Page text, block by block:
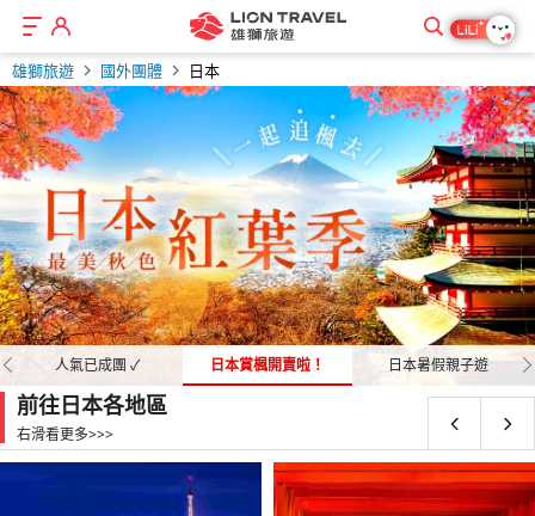
雄獅旅遊 國外團體 日本
日本賞楓開賣啦！ 日本暑假親子遊 優惠團一把抓
前往日本各地區
右滑看更多>>>
秋
冬
星
玩
法
｜
即
起
~2026/08/16
前
下
單
並
訂，
即
享
星
星
法
｜
北
海
道
旅
~
洞
爺
09/03 09/07 09/12
TWD
33,900
起
星
玩
｜
九
州
11/03 11/11 12/10
TWD
24,888
起
暑
假
出
遊
不
漲
價，
動
回
饋
享
優
惠。
八
月
計
畫
暑
促
銷|
九
州
絕
景
千
穗
峽.
08/15 08/21 08/29
TWD
32,900
起
暑
假
銷
東
京
熱銷 08/23
TWD
37,900
起
旅
遊
爆
省
祭，
出
遊
經
濟
~
台
幣
升
出
遊
更
划
爆
關
西
三
都
京
阪
｜
奈
良
限量 09/02 09/04 09/05
TWD
25,888
起
華
航
山
促
銷
限量 10/05 10/19
TWD
29,900
起
每
月
一
物
精
選
行
雄
獅
讓
你
省
很
手
刀
報
名
每
一
物
北
海
道
旅
｜
保
證
08/29 08/30 08/31
TWD
35,900
起
每
月
物
九
州|
09/02 09/05 09/20
TWD
36,900
起
優
惠
商
品
全
面
出
再
不
出
國，
就
太
不
起
自
己
秒
北
海
道
｜
富
田
場.
四
季
獨家 08/31 09/02 09/05
TWD
29,900
起
閃
GO
九
州
｜
限量 09/07 09/28
TWD
29,888
起
親
子
出
遊
超
優
惠，
論
上
山
下
海、
樂
狂
歡，
絕
對
兒
最
高
折
一
萬
｜
海
道
旅
08/22
TWD
53,900
起
兒
童
高
折
一
08/18 08/24 08/29
TWD
36,900
起
💖
提
起
稚
嫩
的
小
共
譜
一
段
盛
夏
親
子
歡
樂
兒
半
價
北
海
道
｜
壽
都
渡
08/14
TWD
43,900
起
2027
迎
羊
年，
規
劃
你
寒
假
連
假，
即
日
~2026/11/12
前
下
單，
北
旅
遊
～
2027
年
白
鄉
合
掌
早鳥 01/09 01/15 01/22
TWD
55,900
起
寒
假
2,000
｜
冬
01/19 01/20 01/21
TWD
67,900
起
2027
春
節
連
休，
預
先
劃
你
的
春
節
假
即
日
起
~2026/11/12
過
折
3,000
｜
冬
季
保
星
野
渡
限量 02/04 02/06
TWD
109,900
起
過
年
3,000
高
松
熱銷 02/06
TWD
78,900
起
玩
樂
3‧
6‧
9
旅
遊
主
張，
提
早
規
劃
遊
地，
給
您
玩
369
北
海
道
旅
遊
阿
寒
湖
08/18 08/19 08/30
TWD
45,900
起
玩
樂
九
州|
南
09/07 09/19 09/30
TWD
43,900
起
一
起
揪
吧
關
西
｜
神
戶
岡
山
國
｜
姬
獨家 08/21 08/28 09/11
TWD
45,900
起
一
起
揪
吧
北
道
｜
函
10/30 11/06 11/11
TWD
45,900
起
一
起
揪 TWD
元
氣
東
京.
長
榮
星
旅.
極
致
閃
雙
星
野
09/29 10/05 11/14
TWD
107,900
起
花
現
松
山
四
國
山
陰
山
陽|
嚴
神
社
~
限量 09/10
TWD
48,900
起
夏
日
薰
衣
草，
花
現
海
道、
河
口
湖，
絢
浪
漫，
夏
日
省
大
北
海
道
｜
紫
薰
衣
草.
08/19 08/24 08/27
TWD
34,900
起
秒
殺
海
道
｜
獨家 08/31 09/02 09/05
TWD
29,900
起
「紅
葉
前
線」
從
北
海
開
始，
隨
著
氣
溫
路
下
降，
逐
省
大
北
海
道
旅
遊
緩
慢
瑞
獨家 09/27 10/01
TWD
37,900
起
九
州
楓
名
所
11/24 11/28 12/02
TWD
36,900
起
想
在
台
灣
賞
雪、
玩
幾
乎
是
不
可
能
任
務！
冬
天
經
北
海
道
旅
遊
｜
季
粉
雪.
12/01 12/02 12/03
TWD
47,900
起
冬
遊
京
│
萬
獨家 01/04 01/06 01/07
TWD
42,900
起
３
~
４
天
小
旅
行，
繁
忙
的
生
活
中，
下
忙
碌
的
快
北
海
道
旅
遊
｜
洋
公
園.
08/27 08/29 09/10
TWD
30,900
起
快
閃
京
漫
遊-
獨家 10/20
TWD
27,900
起
限
定
PLUS+
旅
日
玩
樂
升
級！
全
程
無
自
餐、
免
小
費，
限
PLUS
北
海
道
旅
遊
全
程
無
08/17 09/07 09/14
TWD
41,888
起
限
定
東
京
｜
限量 09/01 09/03 09/08
TWD
41,888
起
玩
樂
日
本
經
典
人
景
點
與
遊
程，
品
安
心‧
加
值
經
北
海
道
旅
遊
｜
季
粉
雪.
12/01 12/02 12/03
TWD
47,900
起
經
典
州
旅
遊|
08/26 09/05 09/08
TWD
40,900
起
特
選
北
海
道
旅
遊
｜
洞
爺
湖.
館
夜
景.
08/21 10/23
TWD
49,900
起
三
零
深
度
九
旅
遊|
南
09/05 09/27 10/02
TWD
59,900
起
小
資
東
09/03
TWD
玩
日
本
好
「食」
在！
米
林
評
鑑
餐
廳、
人
排
隊
名
店、
好
在
北
海
道
旅
遊
北
海
道
08/13 08/17 08/20
TWD
48,900
起
好
食
九
州
旅
08/18 08/29 09/22
TWD
39,900
起
全
新
遊
雙
城
～
名
古
屋
靜
岡
大
井
川
限量 09/01 09/08 10/04
TWD
40,900
起
兒
童
最
高
折
萬
｜
親
獨家 08/26 09/06 10/27
TWD
43,900
起
名
古
屋 TWD
雙
宿
北
海
道
｜
溫
泉
鄉
＋
都
漫
旅.
洞
08/21 08/30 08/31
TWD
38,900
起
雙
宿
九
州|
自
動
物
園.
08/25 08/29 09/05
TWD
35,900
起
雙
宿
東
08/29
TWD
最
經
濟
的
組
合，
結
團
體
的
便
利
及
由
行
的
自
漫
北
海
道
半
自
由
｜
二
日
09/09 09/12 09/30
TWD
36,900
起
漫
遊
岡
半
自
08/19 08/22 08/29
TWD
30,900
起
北
海
道
小
旅
行
｜
保
住
四
晚
泉
｜
一
09/02 09/08 09/09
TWD
36,900
起
南
九
州
旅
遊|
住|
鳳
凰
09/08 09/29 10/06
TWD
39,900
起
東
京
悅 TWD
奢
華
享
受,
精
緻
典
舒
適
體
驗。
全
程
乘
豪
華
經
旗
北
海
道
旅
遊
｜
住
雙
百
08/31 09/07 09/14
TWD
99,000
起
旗
艦
海
道
旅
09/09 09/30 10/14
TWD
129,900
起
安
心
北
海
道
旅
遊
｜
道
北
秘
利
尻
島
08/30 09/06 09/13
TWD
46,900
起
安
心
南
九
州|
兒
島
花
09/08 09/29 10/06
TWD
39,900
起
安
心
東 TWD
快
閃
東
北
小
旅
行|
全
程
溫
泉‧
森
奧
入
限量 09/03 09/05 09/09
TWD
29,999
起
促
銷
優
惠.
東
仙
台
青
09/03 09/08 09/18
TWD
39,900
起
限
量
東 TWD
每
月
一
物
京
阪
奈
│
海
之
天
立.
舟
屋.
08/12 08/14 08/27
TWD
35,900
起
限
量
出
清
│
西
京
阪
限量 08/14 08/21 08/30
TWD
29,900
起
關
西
京
08/22
TWD
起
伏
的
山
巒
秀
致，
澗
蜿
蜒
穿
流，
造
宛
如
雙
手
閃
搶
北
陸
～
限
量
安！
華
航
08/24 09/07 09/21
TWD
26,900
起
華
航
山
促
銷
10/05 10/19
TWD
29,900
起
限
量
優
惠
~
高
松
廣
島
~
山
山
陽
精
08/24 08/31 09/07
TWD
35,900
起
經
典
高
松
四
｜
小
豆
熱銷 08/25 08/29 08/30
TWD
43,900
起
旅
展
優 TWD
直
擊
擁
有
許
多
歷
遺
跡、
日
本
神
話
說、
以
及
充
南
州
日
南
摩
埃
石
釜
蓋
神
熱銷 09/26 10/03 10/24
TWD
37,900
起
保
證
排
椅|
南
08/17 08/27 09/10
TWD
36,900
起
鐵
道
迷
遊
日
本
必
擁
有
多
樣
化
的
色
火
車，
復
九
旅
遊|
保
住|
由
布
之
森,
熊
08/21 08/29 08/30
TWD
37,900
起
全
新
雙
城
～
09/01 09/08 10/04
TWD
40,900
起